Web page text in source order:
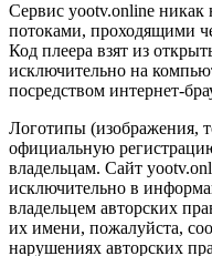
Сервис yootv.online никак
потоками, проходящими
Код плеера взят из
исключительно на
посредством интернет-
Логотипы (изображения,
официальную
владельцам. Сайт
исключительно в
владельцем авторских
их имени, пожалуйста,
нарушениях авторских